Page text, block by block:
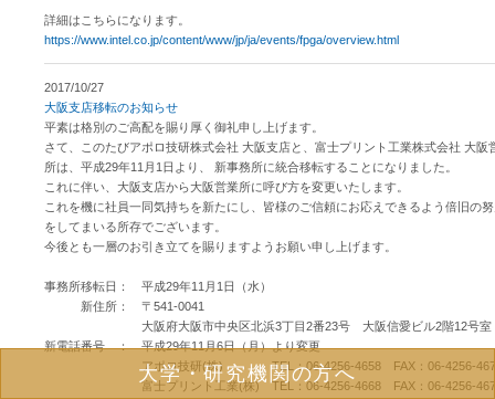
大学・研究機関の方へ
詳細はこちらになります。
https://www.intel.co.jp/content/www/jp/ja/events/fpga/overview.html
2017/10/27
大阪支店移転のお知らせ
平素は格別のご高配を賜り厚く御礼申し上げます。
さて、このたびアポロ技研株式会社 大阪支店と、富士プリント工業株式会社 大阪
所は、平成29年11月1日より、 新事務所に統合移転することになりました。
これに伴い、大阪支店から大阪営業所に呼び方を変更いたします。
これを機に社員一同気持ちを新たにし、皆様のご信頼にお応えできるよう倍旧の
をしてまいる所存でございます。
今後とも一層のお引き立てを賜りますようお願い申し上げます。
事務所移転日： 平成29年11月1日（水）
新住所： 〒541-0041
大阪府大阪市中央区北浜3丁目2番23号 大阪信愛ビル2階12号室
新電話番号 ： 平成29年11月6日（月）より変更
アポロ技研(株) TEL：06-4256-4658 FAX：06-4256-
富士プリント工業(株) TEL：06-4256-4668 FAX：06-4256-